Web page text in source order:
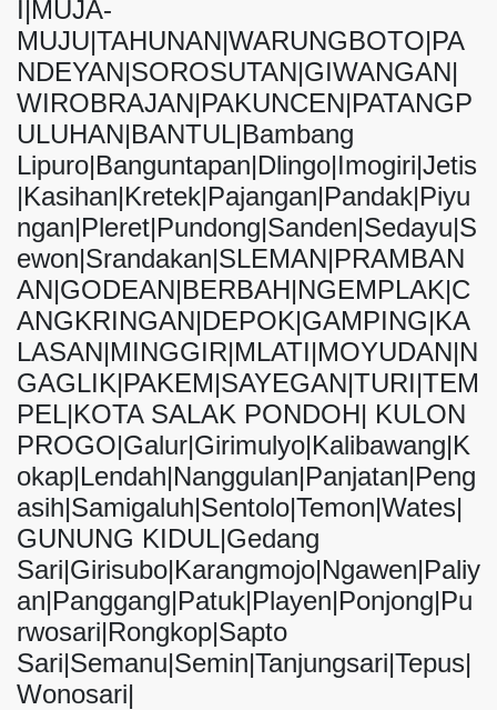
I|MUJA-
MUJU|TAHUNAN|WARUNGBOTO|PA
NDEYAN|SOROSUTAN|GIWANGAN|
WIROBRAJAN|PAKUNCEN|PATANGP
ULUHAN|BANTUL|Bambang
Lipuro|Banguntapan|Dlingo|Imogiri|Jetis
|Kasihan|Kretek|Pajangan|Pandak|Piyu
ngan|Pleret|Pundong|Sanden|Sedayu|S
ewon|Srandakan|SLEMAN|PRAMBAN
AN|GODEAN|BERBAH|NGEMPLAK|C
ANGKRINGAN|DEPOK|GAMPING|KA
LASAN|MINGGIR|MLATI|MOYUDAN|N
GAGLIK|PAKEM|SAYEGAN|TURI|TEM
PEL|KOTA SALAK PONDOH| KULON
PROGO|Galur|Girimulyo|Kalibawang|K
okap|Lendah|Nanggulan|Panjatan|Peng
asih|Samigaluh|Sentolo|Temon|Wates|
GUNUNG KIDUL|Gedang
Sari|Girisubo|Karangmojo|Ngawen|Paliy
an|Panggang|Patuk|Playen|Ponjong|Pu
rwosari|Rongkop|Sapto
Sari|Semanu|Semin|Tanjungsari|Tepus|
Wonosari|